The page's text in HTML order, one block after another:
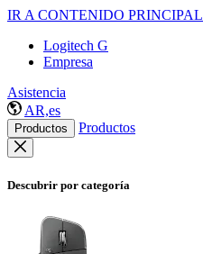
IR A CONTENIDO PRINCIPAL
Logitech G
Empresa
Asistencia
AR,es
Productos Productos
Descubrir por categoría